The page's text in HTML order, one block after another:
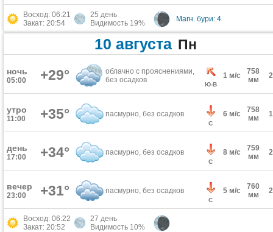
Восход: 06:21
Закат: 20:54
25 день
Видимость 19%
Магн. бури: 4
10 августа Пн
ночь
05:00 +29°
облачно с прояснениями,
без осадков
Ю-В
1 м/с
758
мм
утро
11:00 +35° пасмурно, без осадков
С
6 м/с
758
мм
день
17:00 +34° пасмурно, без осадков
С
8 м/с
759
мм
вечер
23:00 +31° пасмурно, без осадков
С
5 м/с
760
мм
Восход: 06:22
Закат: 20:52
27 день
Видимость 10%